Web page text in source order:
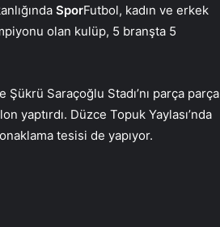
SporFutbol, ​​kadın ve erkek
olan kulüp, 5 branşta 5
Saraçoğlu Stadı’nı parça parça
yaptırdı. Düzce Topuk Yaylası’nda
tesisi de yapıyor.